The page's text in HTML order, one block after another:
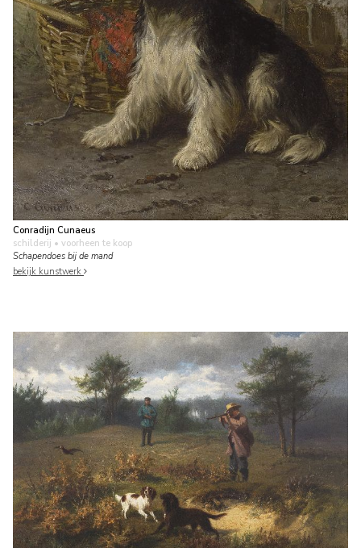
Conradijn Cunaeus
schilderij • voorheen te koop
Schapendoes bij de mand
bekijk kunstwerk